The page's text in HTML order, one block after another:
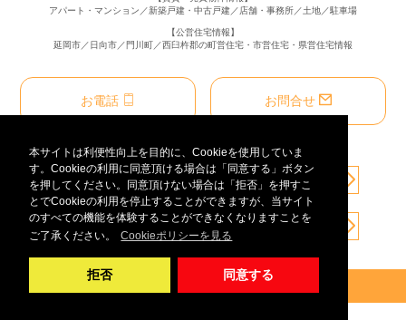
本サイトは利便性向上を目的に、Cookieを使用していま
す。Cookieの利用に同意頂ける場合は「同意する」ボタン
を押してください。同意頂けない場合は「拒否」を押すこ
とでCookieの利用を停止することができますが、当サイト
のすべての機能を体験することができなくなりますことを
ご了承ください。
Cookieポリシーを見る
拒否 同意する
アパート・マンション／新築戸建・中古戸建／店舗・事務所／土地／駐車場
【公営住宅情報】
延岡市／日向市／門川町／西臼杵郡の町営住宅・市営住宅・県営住宅情報
お電話 お問合せ